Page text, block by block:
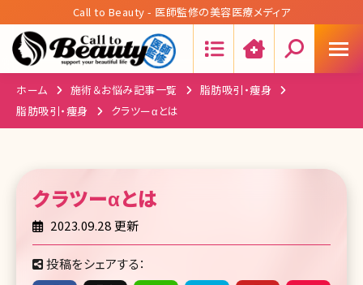
Call to Beauty - 医師監修の美容医療メディア
ホーム 施術＆お悩み記事一覧
脂肪吸引・痩身
脂肪吸引・痩身
クラツーαとは
クラツーαとは
2023.09.28 更新
投稿をシェアする：